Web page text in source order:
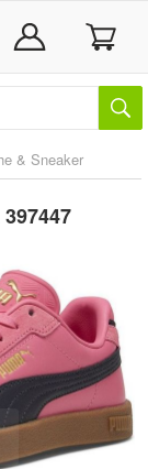
& Sneaker